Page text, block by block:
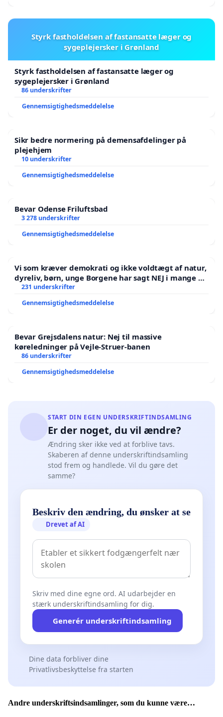
Styrk fastholdelsen af fastansatte læger og
sygeplejersker i Grønland
Styrk fastholdelsen af fastansatte læger og
sygeplejersker i Grønland
86 underskrifter
Gennemsigtighedsmeddelelse
Sikr bedre normering på demensafdelinger på
plejehjem
10 underskrifter
Gennemsigtighedsmeddelelse
Bevar Odense Friluftsbad
3 278 underskrifter
Gennemsigtighedsmeddelelse
Vi som kræver demokrati og ikke voldtægt af natur,
dyreliv, børn, unge Borgene har sagt NEJ i mange år.
Der er
231 underskrifter
Gennemsigtighedsmeddelelse
Bevar Grejsdalens natur: Nej til massive
køreledninger på Vejle-Struer-banen
86 underskrifter
Gennemsigtighedsmeddelelse
START DIN EGEN UNDERSKRIFTINDSAMLING
Er der noget, du vil ændre?
Ændring sker ikke ved at forblive tavs.
Skaberen af denne underskriftindsamling
stod frem og handlede. Vil du gøre det
samme?
Beskriv den ændring, du ønsker at se
Drevet af AI
Skriv med dine egne ord. AI udarbejder en
stærk underskriftindsamling for dig.
Generér underskriftindsamling
Dine data forbliver dine
Privatlivsbeskyttelse fra starten
Andre underskriftsindsamlinger, som du kunne være